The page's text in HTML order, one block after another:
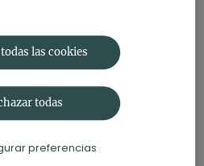
las cookies
todas
preferencias